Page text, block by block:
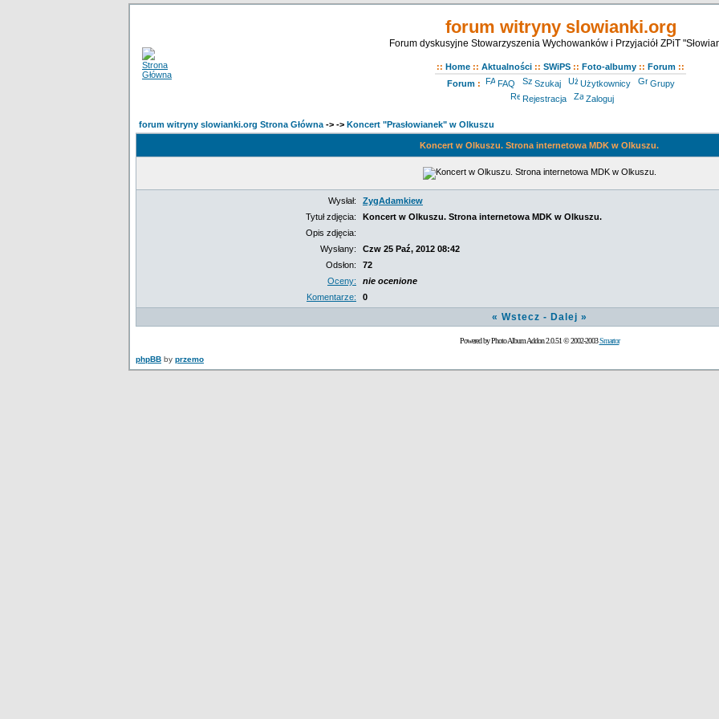
forum witryny slowianki.org
Forum dyskusyjne Stowarzyszenia Wychowanków i Przyjaciół ZPiT
:: Home :: Aktualności :: SWiPS :: Foto-albumy :: Forum ::
Forum: FAQ Szukaj Użytkownicy
Grupy
Rejestracja
Zaloguj
forum witryny slowianki.org Strona Główna -> -> Koncert "Prasłowianek" w Olkuszu
Koncert w Olkuszu. Strona internetowa MDK w Olkuszu.
Wysłał:
ZygAdamkiew
Tytuł zdjęcia:
Koncert w Olkuszu. Strona internetowa MDK w Olkuszu.
Opis zdjęcia:
Wysłany:
Czw 25 Paź, 2012 08:42
Odsłon:
72
Oceny:
nie ocenione
Komentarze:
0
« Wstecz - Dalej »
Powered by Photo Album Addon 2.0.51 © 2002-2003Smartor
phpBB by przemo